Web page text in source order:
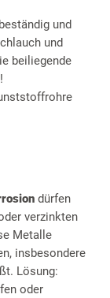
und
und
beiliegende
dürfen
verzinkten
Metalle
insbesondere
Lösung:
oder